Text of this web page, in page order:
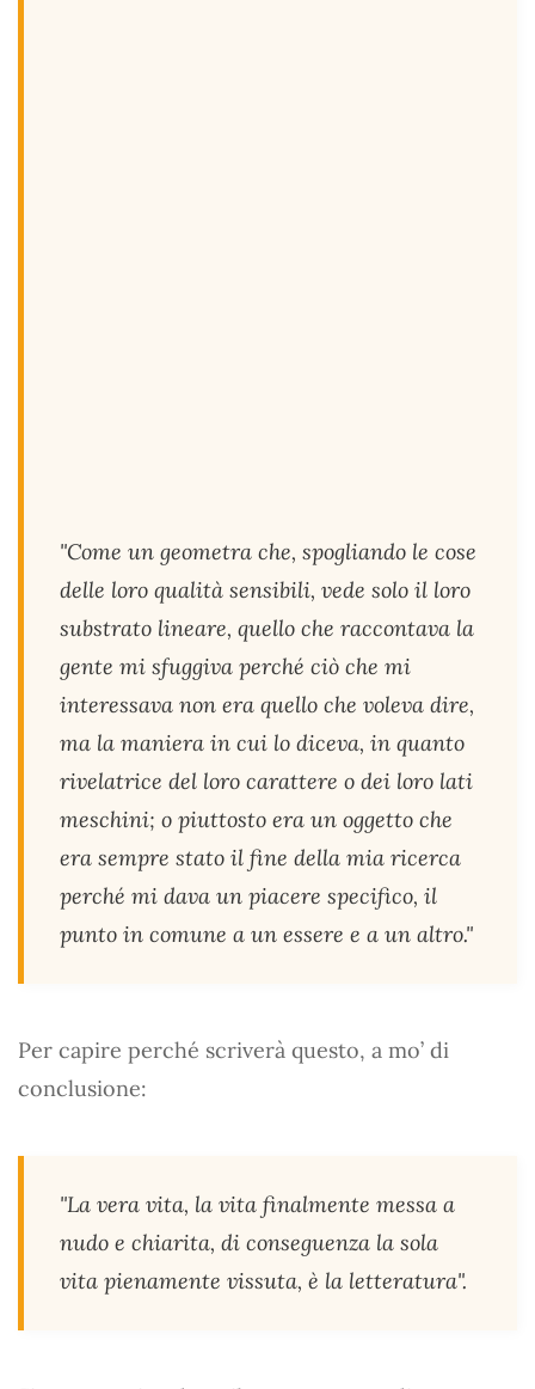
"Come un geometra che, spogliando le cose
delle loro qualità sensibili, vede solo il loro
substrato lineare, quello che raccontava la
gente mi sfuggiva perché ciò che mi
interessava non era quello che voleva dire,
ma la maniera in cui lo diceva, in quanto
rivelatrice del loro carattere o dei loro lati
meschini; o piuttosto era un oggetto che
era sempre stato il fine della mia ricerca
perché mi dava un piacere specifico, il
punto in comune a un essere e a un altro."
Per capire perché scriverà questo, a mo’ di
conclusione:
"La vera vita, la vita finalmente messa a
nudo e chiarita, di conseguenza la sola
vita pienamente vissuta, è la letteratura".